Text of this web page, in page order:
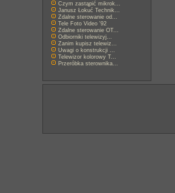
Czym zastąpić mikrok...
Janusz Łokuć Technik...
Zdalne sterowanie od...
Tele Foto Video '92
Zdalne sterowanie OT...
Odbiorniki telewizyj...
Zanim kupisz telewiz...
Uwagi o konstrukcji ...
Telewizor kolorowy T...
Przeróbka sterownika...